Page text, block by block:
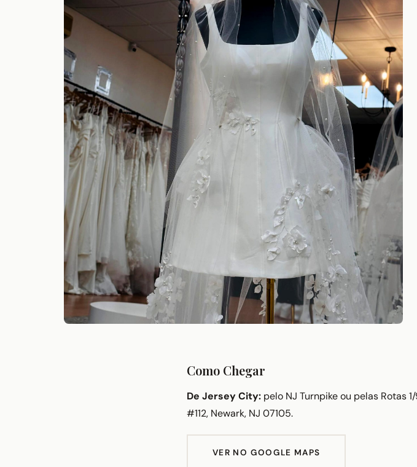
Como Chegar
De Jersey City: pelo NJ Turnpike ou pelas Rotas
#112, Newark, NJ 07105.
VER NO GOOGLE MAPS